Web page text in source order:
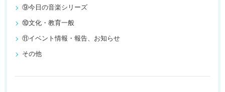
⑨今日の音楽シリーズ
⑩文化・教育一般
⑪イベント情報・報告、お知らせ
その他